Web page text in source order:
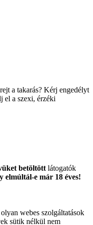
a takarás? Kérj engedélyt
el a szexi, érzéki
betöltött látogatók
e már 18 éves!
webes szolgáltatások
sütik nélkül nem